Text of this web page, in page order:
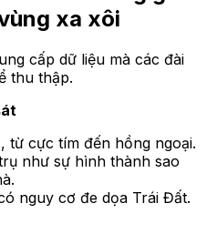
xa xôi
cấp dữ liệu mà các đài
thu thập.
từ cực tím đến hồng ngoại.
như sự hình thành sao
nguy cơ đe dọa Trái Đất.